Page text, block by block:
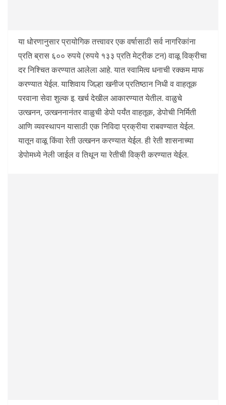
या धोरणानुसार प्रायोगिक तत्त्वावर एक वर्षासाठी सर्व नागरिकांना
प्रति ब्रास ६०० रुपये (रुपये १३३ प्रति मेट्रीक टन) वाळू विक्रीचा
दर निश्चित करण्यात आलेला आहे. यात स्वामित्व धनाची रक्कम माफ
करण्यात येईल. याशिवाय जिल्हा खनीज प्रतिष्ठान निधी व वाहतूक
परवाना सेवा शुल्क इ. खर्च देखील आकारण्यात येतील. वाळुचे
उत्खनन, उत्खननानंतर वाळुची डेपो पर्यंत वाहतूक, डेपोची निर्मिती
आणि व्यवस्थापन यासाठी एक निविदा प्रक्रीया राबवण्यात येईल.
यातून वाळू किंवा रेती उत्खनन करण्यात येईल. ही रेती शासनाच्या
डेपोमध्ये नेली जाईल व तिथून या रेतीची विक्री करण्यात येईल.